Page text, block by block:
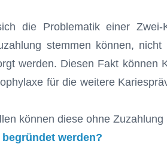
die Problematik einer Zwei-
stemmen können,
werden. Diesen Fakt können
für die weitere
können diese ohne
werden?